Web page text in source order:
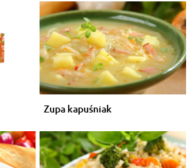
Zupa kapuśniak